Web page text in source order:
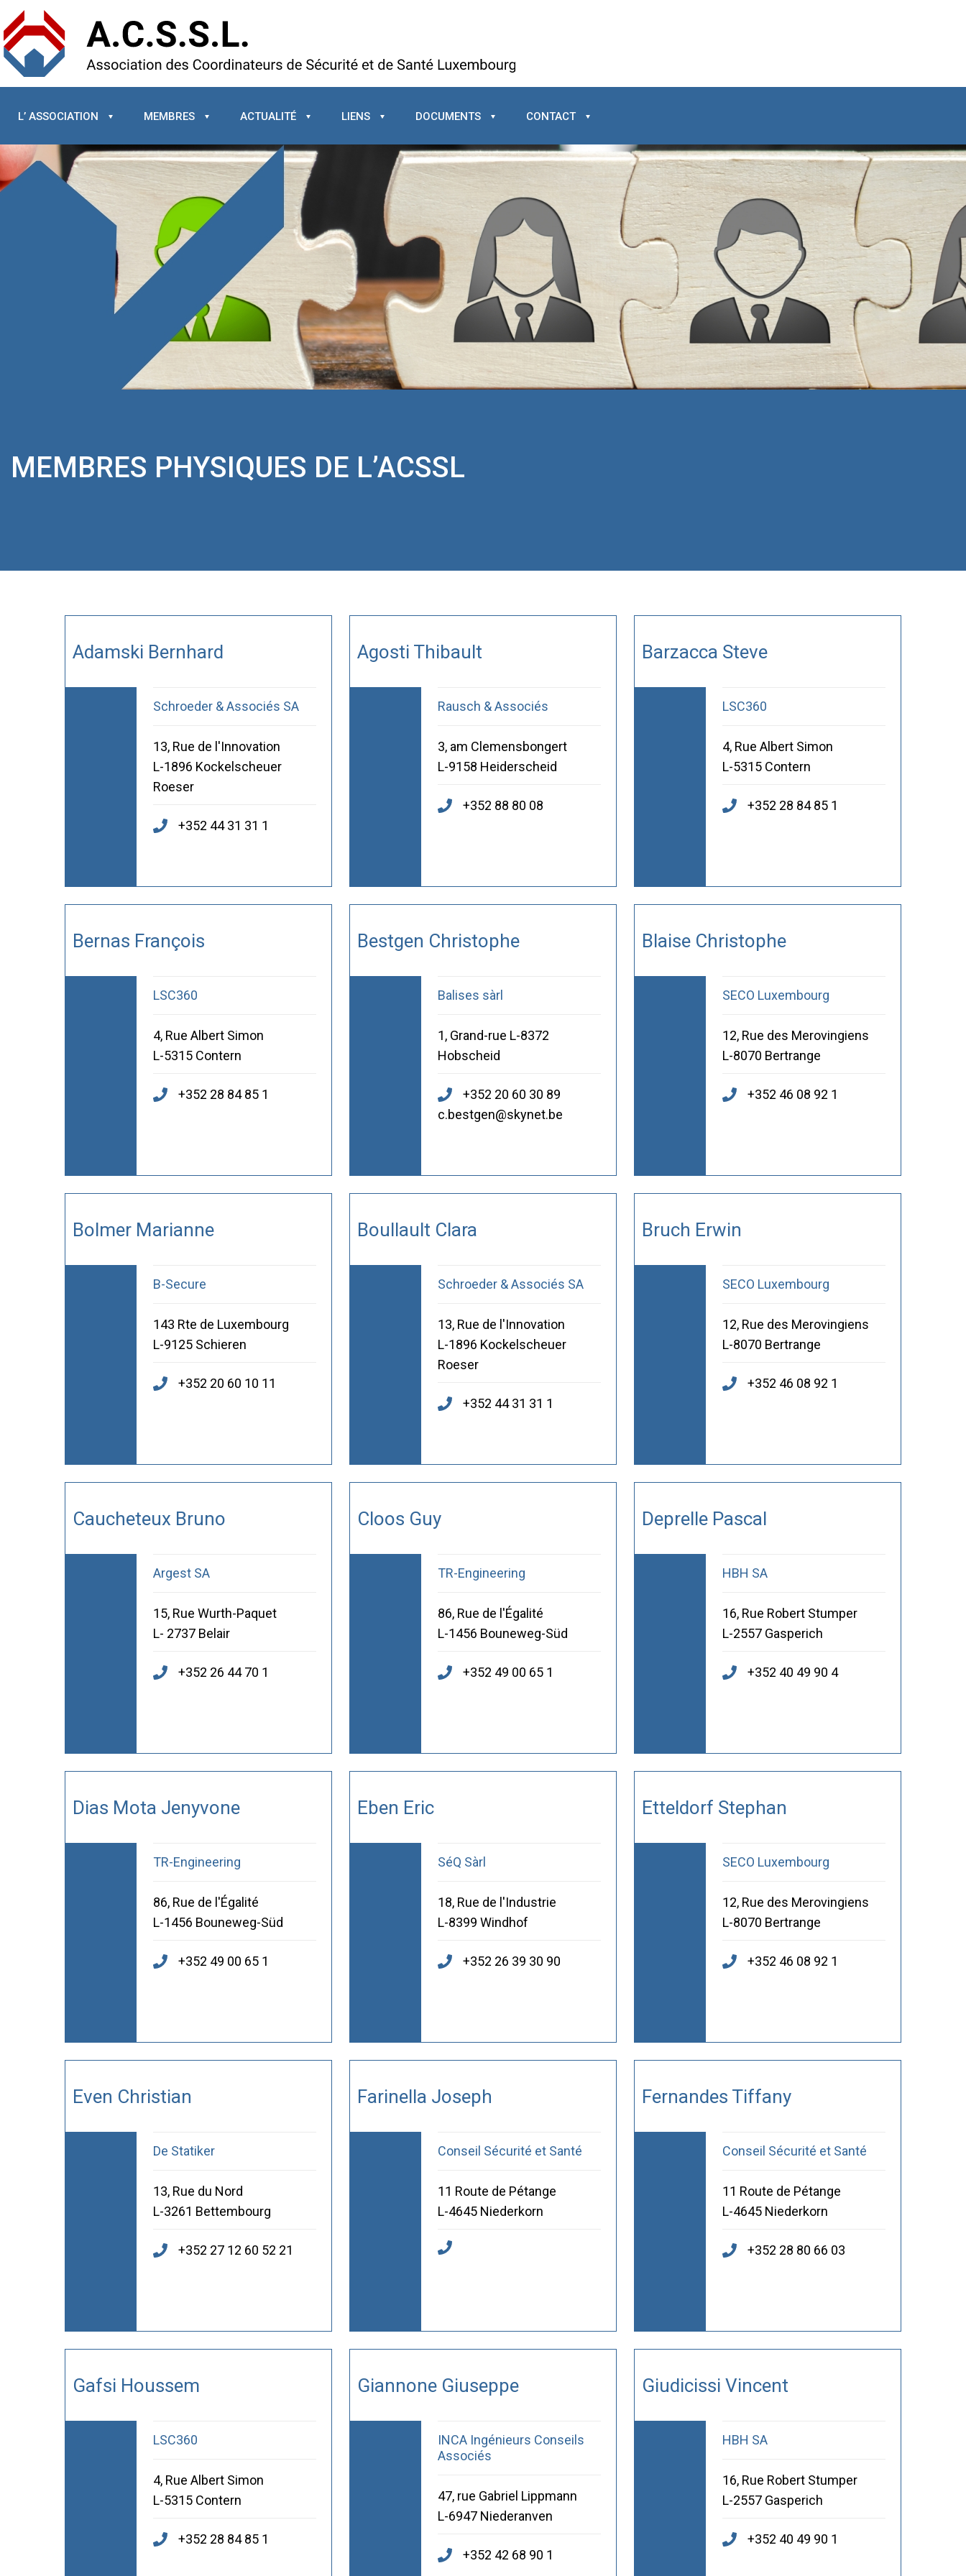
L’ ASSOCIATION MEMBRES ACTUALITÉ LIENS DOCUMENTS CONTACT
MEMBRES PHYSIQUES DE L’ACSSL
Adamski Bernhard
Schroeder & Associés SA
13, Rue de l'Innovation
L-1896 Kockelscheuer
Roeser
+352 44 31 31 1
Agosti Thibault
Rausch & Associés
3, am Clemensbongert
L-9158 Heiderscheid
+352 88 80 08
Barzacca Steve
LSC360
4, Rue Albert Simon
L-5315 Contern
+352 28 84 85 1
Bernas François
LSC360
4, Rue Albert Simon
L-5315 Contern
+352 28 84 85 1
Bestgen Christophe
Balises sàrl
1, Grand-rue L-8372
Hobscheid
+352 20 60 30 89
c.bestgen@skynet.be
Blaise Christophe
SECO Luxembourg
12, Rue des Merovingiens
L-8070 Bertrange
+352 46 08 92 1
Bolmer Marianne
B-Secure
143 Rte de Luxembourg
L-9125 Schieren
+352 20 60 10 11
Boullault Clara
Schroeder & Associés SA
13, Rue de l'Innovation
L-1896 Kockelscheuer
Roeser
+352 44 31 31 1
Bruch Erwin
SECO Luxembourg
12, Rue des Merovingiens
L-8070 Bertrange
+352 46 08 92 1
Caucheteux Bruno
Argest SA
15, Rue Wurth-Paquet
L- 2737 Belair
+352 26 44 70 1
Cloos Guy
TR-Engineering
86, Rue de l'Égalité
L-1456 Bouneweg-Süd
+352 49 00 65 1
Deprelle Pascal
HBH SA
16, Rue Robert Stumper
L-2557 Gasperich
+352 40 49 90 4
Dias Mota Jenyvone
TR-Engineering
86, Rue de l'Égalité
L-1456 Bouneweg-Süd
+352 49 00 65 1
Eben Eric
SéQ Sàrl
18, Rue de l'Industrie
L-8399 Windhof
+352 26 39 30 90
Etteldorf Stephan
SECO Luxembourg
12, Rue des Merovingiens
L-8070 Bertrange
+352 46 08 92 1
Even Christian
De Statiker
13, Rue du Nord
L-3261 Bettembourg
+352 27 12 60 52 21
Farinella Joseph
Conseil Sécurité et Santé
11 Route de Pétange
L-4645 Niederkorn
Fernandes Tiffany
Conseil Sécurité et Santé
11 Route de Pétange
L-4645 Niederkorn
+352 28 80 66 03
Gafsi Houssem
LSC360
4, Rue Albert Simon
L-5315 Contern
+352 28 84 85 1
Giannone Giuseppe
INCA Ingénieurs Conseils
Associés
47, rue Gabriel Lippmann
L-6947 Niederanven
+352 42 68 90 1
Giudicissi Vincent
HBH SA
16, Rue Robert Stumper
L-2557 Gasperich
+352 40 49 90 1